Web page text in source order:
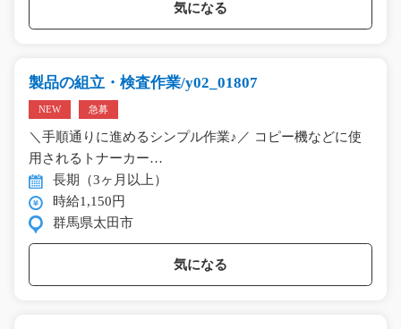
気になる
製品の組立・検査作業/y02_01807
NEW 急募
＼手順通りに進めるシンプル作業♪／ コピー機などに使
用されるトナーカー…
長期（3ヶ月以上）
時給1,150円
群馬県太田市
気になる